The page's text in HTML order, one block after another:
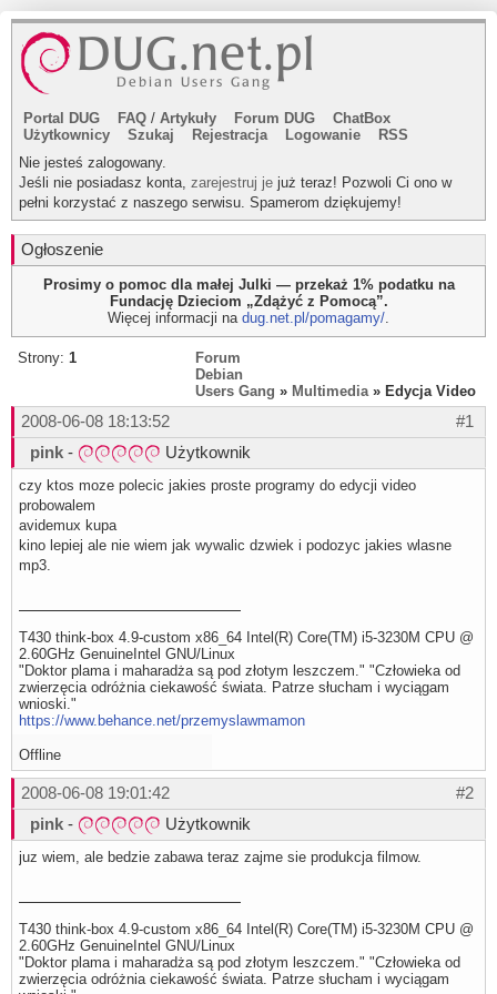
Portal DUG FAQ / Artykuły Forum DUG
ChatBox
Użytkownicy
Szukaj Rejestracja Logowanie
RSS
Nie jesteś zalogowany.
Jeśli nie posiadasz konta, zarejestruj je już teraz! Pozwoli Ci ono w
pełni korzystać z naszego serwisu. Spamerom dziękujemy!
Ogłoszenie
Prosimy o pomoc dla małej Julki — przekaż 1% podatku na
Fundację Dzieciom „Zdążyć z Pomocą”.
Więcej informacji na dug.net.pl/pomagamy/.
Strony: 1
Forum
Debian
Users Gang » Multimedia» Edycja Video
#1
2008-06-08 18:13:52
pink - Użytkownik
czy ktos moze polecic jakies proste programy do edycji video
probowalem
avidemux kupa
kino lepiej ale nie wiem jak wywalic dzwiek i podozyc jakies wlasne
mp3.
T430 think-box 4.9-custom x86_64 Intel(R) Core(TM) i5-3230M CPU @
2.60GHz GenuineIntel GNU/Linux
"Doktor plama i maharadża są pod złotym leszczem." "Człowieka od
zwierzęcia odróżnia ciekawość świata. Patrze słucham i wyciągam
wnioski."
https://www.behance.net/przemyslawmamon
Offline
#2
2008-06-08 19:01:42
pink - Użytkownik
juz wiem, ale bedzie zabawa teraz zajme sie produkcja filmow.
T430 think-box 4.9-custom x86_64 Intel(R) Core(TM) i5-3230M CPU @
2.60GHz GenuineIntel GNU/Linux
"Doktor plama i maharadża są pod złotym leszczem." "Człowieka od
zwierzęcia odróżnia ciekawość świata. Patrze słucham i wyciągam